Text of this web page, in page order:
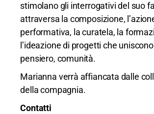
stimolano gli interrogativi del suo
attraversa la composizione,
performativa, la curatela, la
l’ideazione di progetti che
pensiero, comunità.
Marianna verrà affiancata dalle
della compagnia.
Contatti